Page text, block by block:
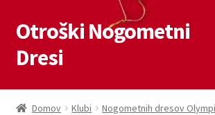
Skip
to
navigation
Skip
to
content
Otroški Nogometni
Dresi
Domov
Domov Klubi
Nogometnih dresov